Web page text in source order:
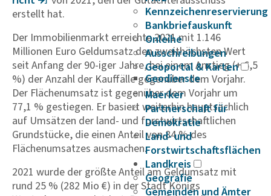
Kennzeichenreservierung
Bankbriefauskunft
Onleihe
Ausschreibungen
Geoportal & Karten
Geodienste
Maerker
Partnerschaft für
Demokratie
Land- und
Forstwirtschaftsflächen
Landkreis
Geografie
Gemeinden und Ämter
erstellt hat.
Der Immobilienmarkt erreichte 2021 mit 1.146
Millionen Euro Geldumsatz den zweithöchsten Wert
seit Anfang der 90-iger Jahre, bei einem Anstieg (+ 6,5
%) der Anzahl der Kauffälle gegenüber dem Vorjahr.
Der Flächenumsatz ist gegenüber dem Vorjahr um
77,1 % gestiegen. Er basiert weiterhin hauptsächlich
auf Umsätzen der land- und forstwirtschaftlichen
Grundstücke, die einen Anteil von 84 % des
Flächenumsatzes ausmachen.
2021 wurde der größte Anteil am Geldumsatz mit
rund 25 % (282 Mio €) in der Stadt Königs